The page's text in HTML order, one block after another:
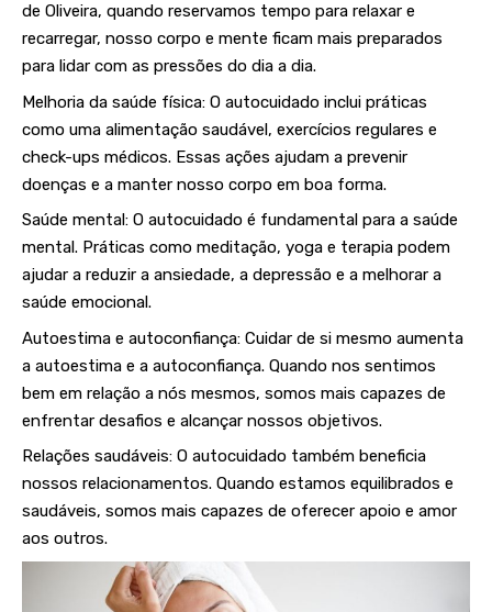
de Oliveira, quando reservamos tempo para relaxar e
recarregar, nosso corpo e mente ficam mais preparados
para lidar com as pressões do dia a dia.
Melhoria da saúde física: O autocuidado inclui práticas
como uma alimentação saudável, exercícios regulares e
check-ups médicos. Essas ações ajudam a prevenir
doenças e a manter nosso corpo em boa forma.
Saúde mental: O autocuidado é fundamental para a saúde
mental. Práticas como meditação, yoga e terapia podem
ajudar a reduzir a ansiedade, a depressão e a melhorar a
saúde emocional.
Autoestima e autoconfiança: Cuidar de si mesmo aumenta
a autoestima e a autoconfiança. Quando nos sentimos
bem em relação a nós mesmos, somos mais capazes de
enfrentar desafios e alcançar nossos objetivos.
Relações saudáveis: O autocuidado também beneficia
nossos relacionamentos. Quando estamos equilibrados e
saudáveis, somos mais capazes de oferecer apoio e amor
aos outros.